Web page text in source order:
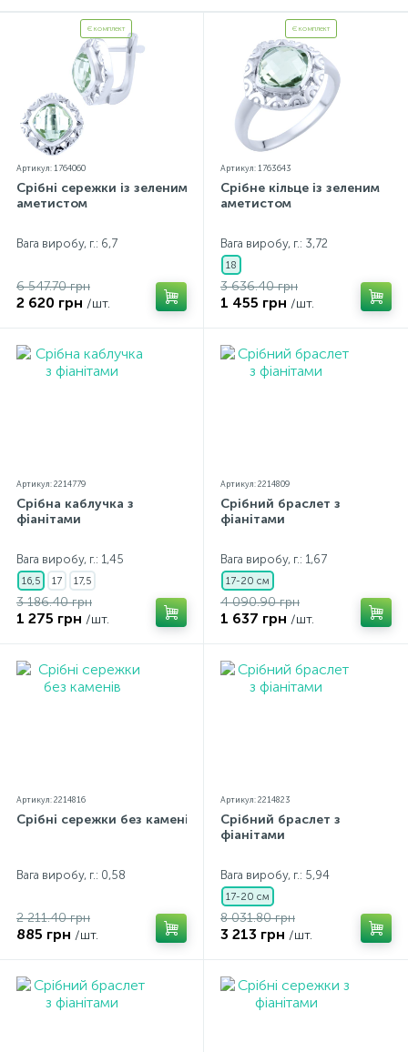
Є комплект
Артикул: 1764060
Срібні сережки із зеленим
аметистом
Вага виробу, г.: 6,7
6 547.70 грн
2 620 грн /шт.
Є комплект
Артикул: 1763643
Срібне кільце із зеленим
аметистом
Вага виробу, г.: 3,72
18
3 636.40 грн
1 455 грн /шт.
Артикул: 2214779
Срібна каблучка з
фіанітами
Вага виробу, г.: 1,45
16,5 17 17,5
3 186.40 грн
1 275 грн /шт.
Артикул: 2214809
Срібний браслет з
фіанітами
Вага виробу, г.: 1,67
17-20 см
4 090.90 грн
1 637 грн /шт.
Артикул: 2214816
Срібні сережки без каменів
Вага виробу, г.: 0,58
2 211.40 грн
885 грн /шт.
Артикул: 2214823
Срібний браслет з
фіанітами
Вага виробу, г.: 5,94
17-20 см
8 031.80 грн
3 213 грн /шт.